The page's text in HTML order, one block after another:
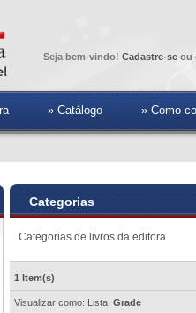
Seja bem-vindo! Cadastre-se ou
» Catálogo » Como
Categorias
Categorias de livros da editora
1 Item(s)
Visualizar como: Lista Grade